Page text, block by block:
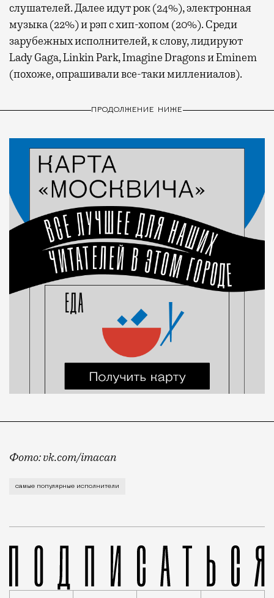
слушателей. Далее идут рок (24%), электронная
музыка (22%) и рэп с хип-хопом (20%). Среди
зарубежных исполнителей, к слову, лидируют
Lady Gaga, Linkin Park, Imagine Dragons и Eminem
(похоже, опрашивали все-таки миллениалов).
ПРОДОЛЖЕНИЕ НИЖЕ
Фото: vk.com/imacan
Как часто в такси вы слышите музыку, которая
самые популярные исполнители